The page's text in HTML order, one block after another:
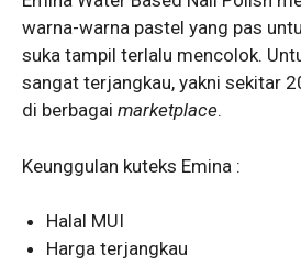
warna-warna pastel yang pas
suka tampil terlalu mencolok.
sangat terjangkau, yakni sekitar
di berbagai marketplace.
Keunggulan kuteks Emina :
Halal MUI
Harga terjangkau